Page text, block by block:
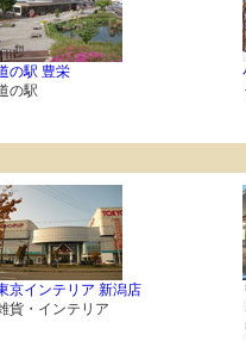
の駅 豊栄
の駅
京インテリア 新潟店
貨・インテリア